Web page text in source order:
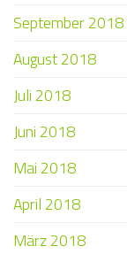
September 2018
August 2018
Juli 2018
Juni 2018
Mai 2018
April 2018
März 2018